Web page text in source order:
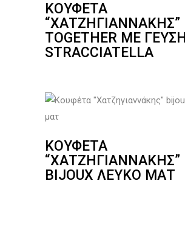
ΚΟΥΦΈΤΑ
“ΧΑΤΖΗΓΙΑΝΝΆΚΗΣ”
TOGETHER ΜΕ ΓΕΎΣΗ
STRACCIATELLA
ΚΟΥΦΈΤΑ
“ΧΑΤΖΗΓΙΑΝΝΆΚΗΣ”
BIJOUX ΛΕΥΚΌ ΜΑΤ